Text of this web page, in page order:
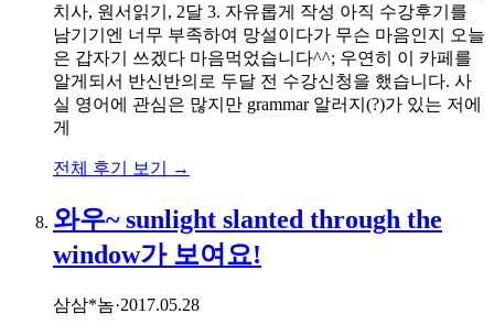
치사, 원서읽기, 2달 3. 자유롭게 작성 아직 수강후기를
남기기엔 너무 부족하여 망설이다가 무슨 마음인지 오늘
은 갑자기 쓰겠다 마음먹었습니다^^; 우연히 이 카페를
알게되서 반신반의로 두달 전 수강신청을 했습니다. 사
실 영어에 관심은 많지만 grammar 알러지(?)가 있는 저에
게
전체 후기 보기 →
와우~ sunlight slanted through the
window가 보여요!
삼삼*놈·2017.05.28